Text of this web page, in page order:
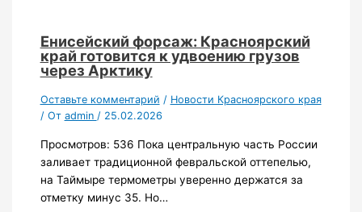
Енисейский форсаж: Красноярский
край готовится к удвоению грузов
через Арктику
Оставьте комментарий / Новости Красноярского края
/ От admin / 25.02.2026
Просмотров: 536 Пока центральную часть России
заливает традиционной февральской оттепелью,
на Таймыре термометры уверенно держатся за
отметку минус 35. Но…